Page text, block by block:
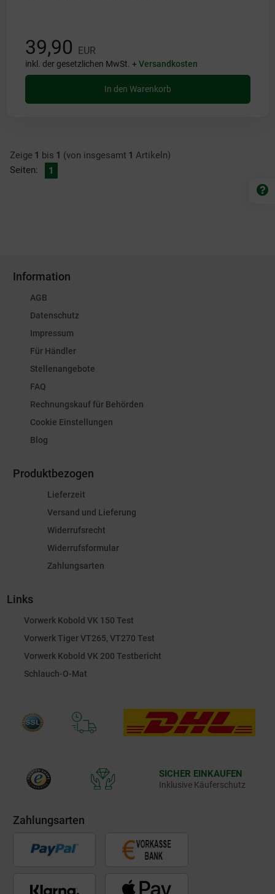
39,90 EUR
inkl. der gesetzlichen MwSt. +Versandkosten
In den Warenkorb
Zeige 1 bis 1 (von insgesamt 1 Artikeln)
Seiten:
1
Information
AGB
Datenschutz
Impressum
Für Händler
Stellenangebote
FAQ
Rechnungskauf für Behörden
Cookie Einstellungen
Blog
Produktbezogen
Lieferzeit
Versand und Lieferung
Widerrufsrecht
Widerrufsformular
Zahlungsarten
Links
Vorwerk Kobold VK 150 Test
Vorwerk Tiger VT265, VT270 Test
Vorwerk Kobold VK 200 Testbericht
Schlauch-O-Mat
SICHER EINKAUFEN
Inklusive Käuferschutz
Zahlungsarten